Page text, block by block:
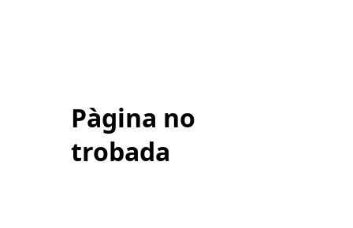
Pàgina no
trobada